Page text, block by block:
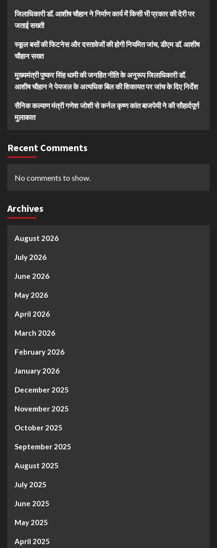
जिलाधिकारी डॉ. आशीष चौहान ने निर्माण कार्य में किसी भी प्रकार की देरी पर
जताई सख्ती
स्कूल बसों की फिटनेस और दस्तावेजों की होगी नियमित जांच, डीएम डॉ. आशीष
चौहान सख्त
मुख्यमंत्री पुष्कर सिंह धामी की जनहित नीति के अनुरूप जिलाधिकारी डॉ.
आशीष चौहान ने पेयजल के अत्यधिक बिल की शिकायत पर जांच के दिए निर्देश
सैनिक कल्याण मंत्री गणेश जोशी से कर्नल कृष्ण कांत बाजपेयी ने की सौहार्दपूर्ण
मुलाकात
Recent Comments
No comments to show.
Archives
August 2026
July 2026
June 2026
May 2026
April 2026
March 2026
February 2026
January 2026
December 2025
November 2025
October 2025
September 2025
August 2025
July 2025
June 2025
May 2025
April 2025